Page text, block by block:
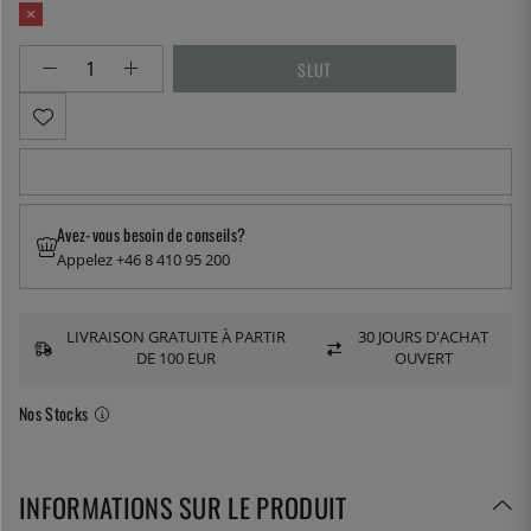
Nos Stocks
Avez-vous besoin de conseils?
Appelez +46 8 410 95 200
LIVRAISON GRATUITE À PARTIR
DE 100 EUR
30 JOURS D'ACHAT
OUVERT
INFORMATIONS SUR LE PRODUIT